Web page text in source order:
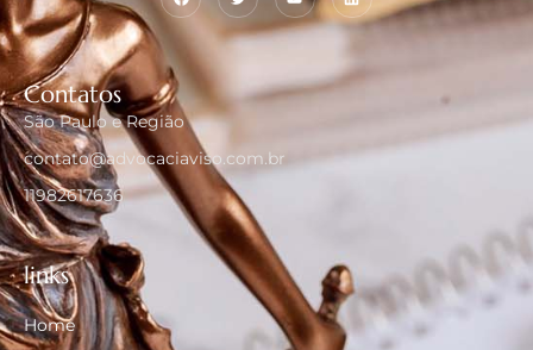
Contatos
São Paulo e Região
contato@advocaciaviso.com.br
11982617636
links
Home